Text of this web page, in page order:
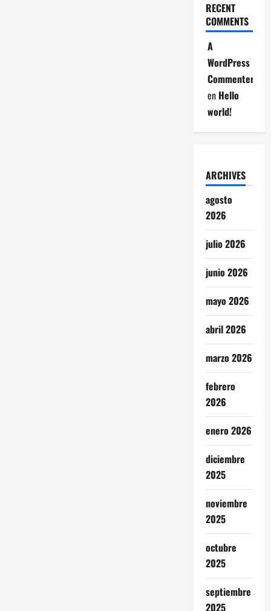
RECENT
COMMENTS
A
WordPress
Commenter
en Hello
world!
ARCHIVES
agosto
2026
julio 2026
junio 2026
mayo 2026
abril 2026
marzo 2026
febrero
2026
enero 2026
diciembre
2025
noviembre
2025
octubre
2025
septiembre
2025